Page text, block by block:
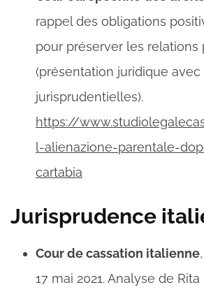
rappel des obligations
pour préserver les
(présentation juridique
jurisprudentielles).
https://
l-alienazione-parentale-
cartabia
Jurisprudence
Cour de cassation italienne
17 mai 2021. Analyse de Rita